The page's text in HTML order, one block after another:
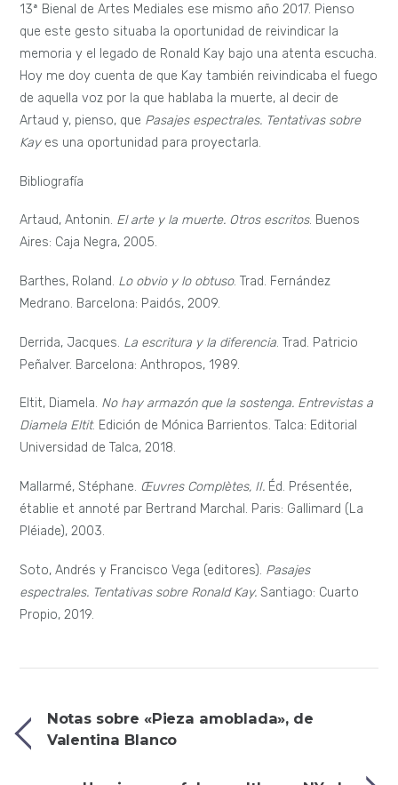
13ª Bienal de Artes Mediales ese mismo año 2017. Pienso
que este gesto situaba la oportunidad de reivindicar la
memoria y el legado de Ronald Kay bajo una atenta escucha.
Hoy me doy cuenta de que Kay también reivindicaba el fuego
de aquella voz por la que hablaba la muerte, al decir de
Artaud y, pienso, que Pasajes espectrales. Tentativas sobre
Kayes una oportunidad para proyectarla.
Bibliografía
Artaud, Antonin. El arte y la muerte. Otros escritos. Buenos
Aires: Caja Negra, 2005.
Barthes, Roland. Lo obvio y lo obtuso. Trad. Fernández
Medrano. Barcelona: Paidós, 2009.
Derrida, Jacques. La escritura y la diferencia. Trad. Patricio
Peñalver. Barcelona: Anthropos, 1989.
Eltit, Diamela. No hay armazón que la sostenga. Entrevistas a
Diamela Eltit. Edición de Mónica Barrientos. Talca: Editorial
Universidad de Talca, 2018.
Mallarmé, Stéphane. Œuvres Complètes, II. Éd. Présentée,
établie et annoté par Bertrand Marchal. Paris: Gallimard (La
Pléiade), 2003.
Soto, Andrés y Francisco Vega (editores). Pasajes
espectrales. Tentativas sobre Ronald Kay. Santiago: Cuarto
Propio, 2019.
Notas sobre «Pieza amoblada», de
Valentina Blanco